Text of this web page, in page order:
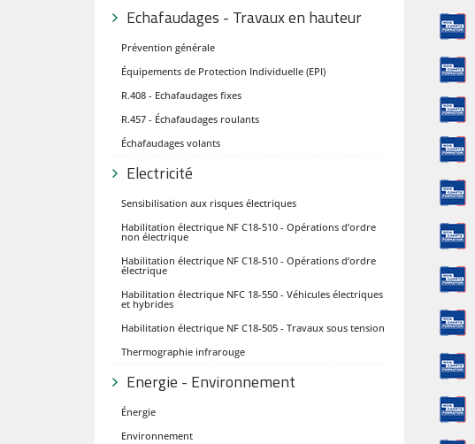
Echafaudages - Travaux en hauteur
Prévention générale
Équipements de Protection Individuelle (EPI)
R.408 - Echafaudages fixes
R.457 - Échafaudages roulants
Échafaudages volants
Electricité
Sensibilisation aux risques électriques
Habilitation électrique NF C18-510 - Opérations d’ordre
non électrique
Habilitation électrique NF C18-510 - Opérations d’ordre
électrique
Habilitation électrique NFC 18-550 - Véhicules électriques
et hybrides
Habilitation électrique NF C18-505 - Travaux sous tension
Thermographie infrarouge
Energie - Environnement
Énergie
Environnement